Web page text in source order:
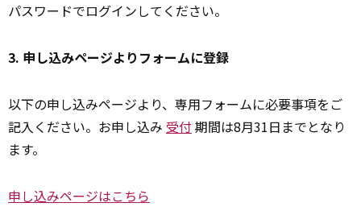
パスワードでログインしてください。
3. 申し込みページよりフォームに登録
以下の申し込みページより、専用フォームに必要事項をご
記入ください。お申し込み 受付期間は8月31日までとなり
ます。
申し込みページはこちら